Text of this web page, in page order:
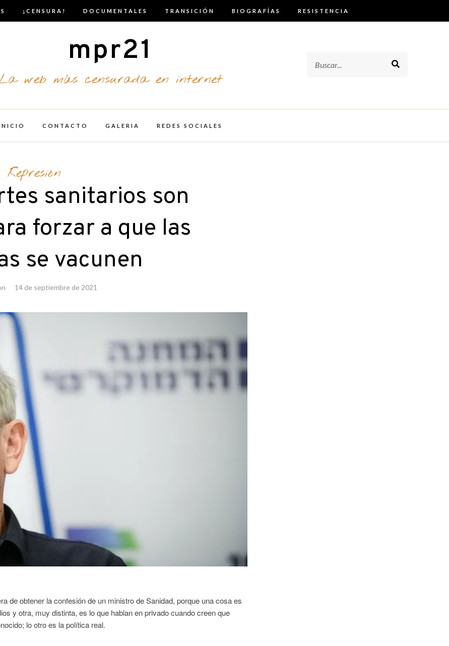
¡CENSURA! DOCUMENTALES TRANSICIÓN BIOGRAFÍAS RESISTENCIA
mpr21
web más censurada en internet
CONTACTO GALERIA REDES SOCIALES
Represión
sanitarios son
forzar a que las
se vacunen
14 de septiembre de 2021
de obtener la confesión de un ministro de Sanidad, porque una cosa es
y otra, muy distinta, es lo que hablan en privado cuando creen que
lo otro es la política real.